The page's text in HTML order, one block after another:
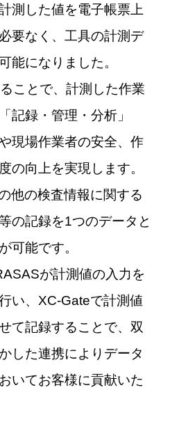
測した値を電子帳票上
要なく、工具の計測デ
能になりました。
ことで、計測した作業
記録・管理・分析」
現場作業者の安全、作
の向上を実現します。
他の検査情報に関する
の記録を1つのデータと
可能です。
が計測値の入力を
い、XC-Gateで計測値
て記録することで、双
した連携によりデータ
いてお客様に貢献いた